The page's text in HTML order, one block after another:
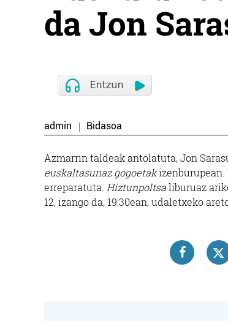
da Jon
admin Bidasoa
Azmarrin taldeak antolatuta, Jon
euskaltasunaz gogoetakizenburupean.
erreparatuta. Hiztunpoltsaliburuaz
12, izango da, 19:30ean, udaletxeko